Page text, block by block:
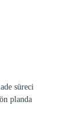
süreci
planda